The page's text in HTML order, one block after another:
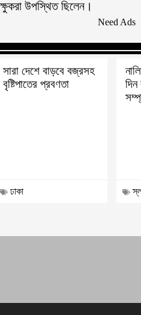
উপস্থিত ছিলেন।
সারা দেশে বাড়বে বজ্রসহ
বৃষ্টিপাতের প্রবণতা
ঢাকা